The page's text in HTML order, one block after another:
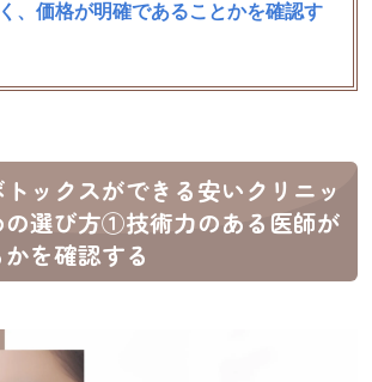
、価格が明確であることかを確認す
ックスができる安いクリニッ
の選び方①技術力のある医師が
を確認する